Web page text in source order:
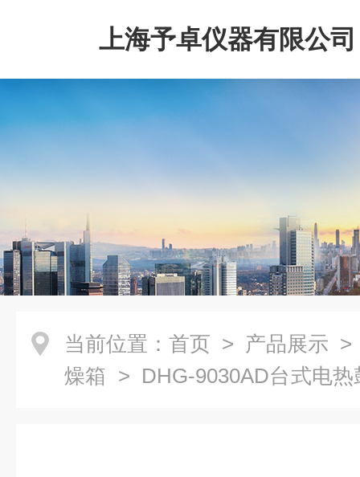
上海予卓仪器有限公司
当前位置： 首页 > 产品展示
燥箱 > DHG-9030AD台式电